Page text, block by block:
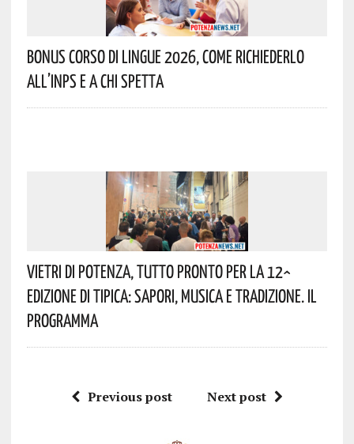
Bonus Corso Di Lingue 2026, Come Richiederlo
All’INPS E A Chi Spetta
Vietri Di Potenza, Tutto Pronto Per La 12^
Edizione Di Tipica: Sapori, Musica E Tradizione. Il
Programma
Previous post Next post